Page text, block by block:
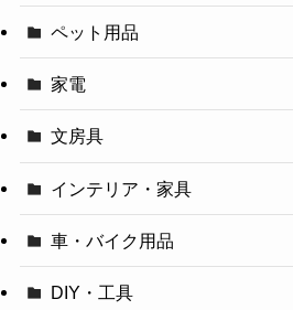
ペット用品
家電
文房具
インテリア・家具
車・バイク用品
DIY・工具